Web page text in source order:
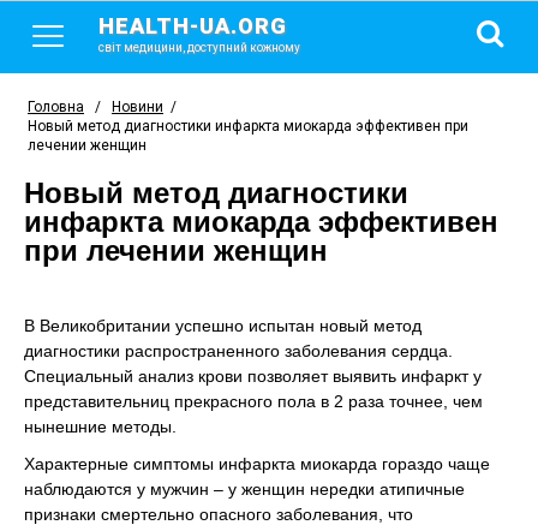
HEALTH-UA.ORG
світ медицини, доступний кожному
Головна / Новини /
Новый метод диагностики инфаркта миокарда эффективен при
лечении женщин
Новый метод диагностики
инфаркта миокарда эффективен
при лечении женщин
В Великобритании успешно испытан новый метод
диагностики распространенного заболевания сердца.
Специальный анализ крови позволяет выявить инфаркт у
представительниц прекрасного пола в 2 раза точнее, чем
нынешние методы.
Характерные симптомы инфаркта миокарда гораздо чаще
наблюдаются у мужчин – у женщин нередки атипичные
признаки смертельно опасного заболевания, что